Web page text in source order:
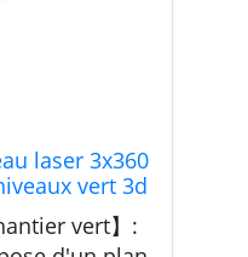
laser 3x360
vert 3d
le laser
d'image,avec
vert】: